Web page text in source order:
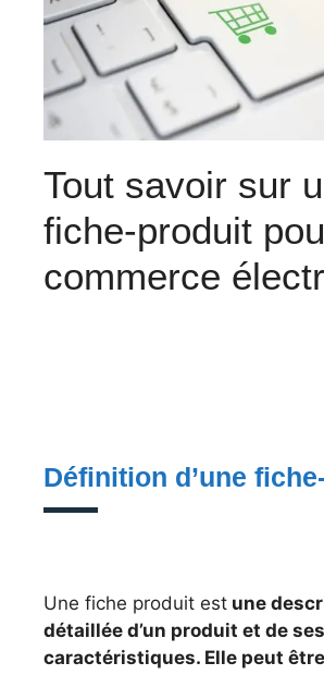
Tout savoir sur
fiche-produit
commerce
Définition d’une
Une fiche produit est une
détaillée d’un produit et de ses
caractéristiques. Elle peut